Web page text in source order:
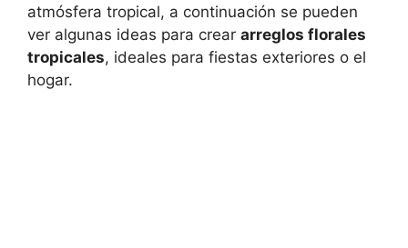
atmósfera tropical, a continuación se pueden
ver algunas ideas para crear arreglos florales
tropicales, ideales para fiestas exteriores o el
hogar.